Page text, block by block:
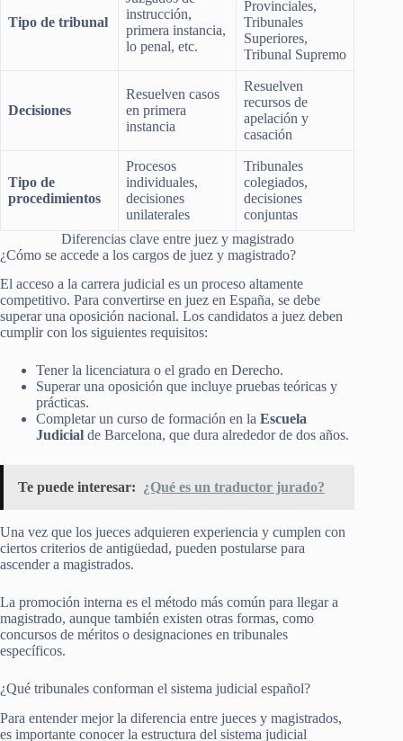
Tipo de tribunal
instrucción,
primera instancia,
lo penal, etc.
Provinciales,
Tribunales
Superiores,
Tribunal Supremo
Decisiones
Resuelven casos
en primera
instancia
Resuelven
recursos de
apelación y
casación
Tipo de
procedimientos
Procesos
individuales,
decisiones
unilaterales
Tribunales
colegiados,
decisiones
conjuntas
Diferencias clave entre juez y magistrado
¿Cómo se accede a los cargos de juez y magistrado?
El acceso a la carrera judicial es un proceso altamente
competitivo. Para convertirse en juez en España, se debe
superar una oposición nacional. Los candidatos a juez deben
cumplir con los siguientes requisitos:
Tener la licenciatura o el grado en Derecho.
Superar una oposición que incluye pruebas teóricas y
prácticas.
Completar un curso de formación en la Escuela
Judicial de Barcelona, que dura alrededor de dos años.
Te puede interesar: ¿Qué es un traductor jurado?
Una vez que los jueces adquieren experiencia y cumplen con
ciertos criterios de antigüedad, pueden postularse para
ascender a magistrados.
La promoción interna es el método más común para llegar a
magistrado, aunque también existen otras formas, como
concursos de méritos o designaciones en tribunales
específicos.
¿Qué tribunales conforman el sistema judicial español?
Para entender mejor la diferencia entre jueces y magistrados,
es importante conocer la estructura del sistema judicial